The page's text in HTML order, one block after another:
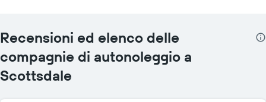
Recensioni ed elenco delle
compagnie di autonoleggio a
Scottsdale